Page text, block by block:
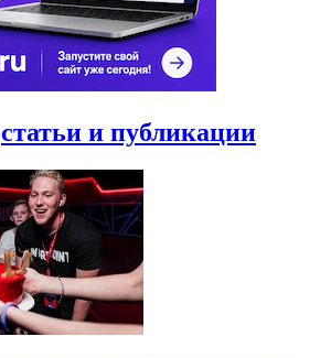
статьи и публикации